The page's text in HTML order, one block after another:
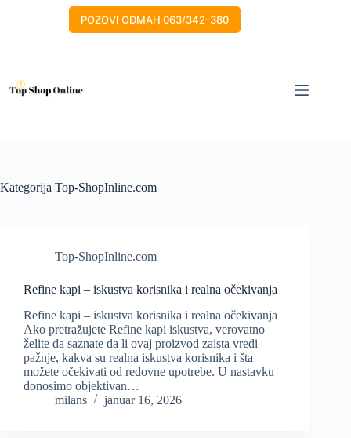
POZOVI ODMAH 063/342-380
Kategorija Top-ShopInline.com
Top-ShopInline.com
Refine kapi – iskustva korisnika i realna očekivanja
Refine kapi – iskustva korisnika i realna očekivanja
Ako pretražujete Refine kapi iskustva, verovatno
želite da saznate da li ovaj proizvod zaista vredi
pažnje, kakva su realna iskustva korisnika i šta
možete očekivati od redovne upotrebe. U nastavku
donosimo objektivan…
milans
januar 16, 2026